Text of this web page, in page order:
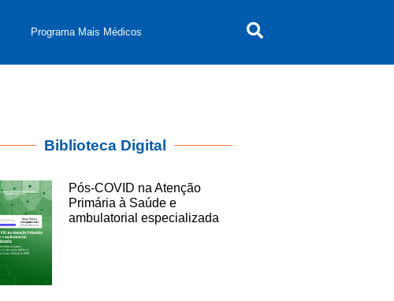
Programa Mais Médicos
Biblioteca Digital
Pós-COVID na Atenção
Primária à Saúde e
ambulatorial especializada